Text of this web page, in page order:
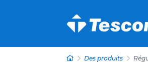
Des produits